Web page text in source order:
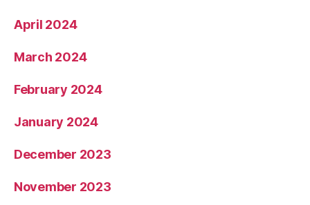
April 2024
March 2024
February 2024
January 2024
December 2023
November 2023